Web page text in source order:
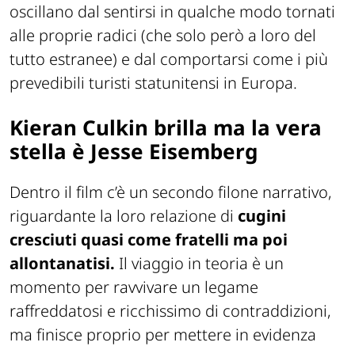
oscillano dal sentirsi in qualche modo tornati
alle proprie radici (che solo però a loro del
tutto estranee) e dal comportarsi come i più
prevedibili turisti statunitensi in Europa.
Kieran Culkin brilla ma la vera
stella è Jesse Eisemberg
Dentro il film c’è un secondo filone narrativo,
riguardante la loro relazione di cugini
cresciuti quasi come fratelli ma poi
allontanatisi. Il viaggio in teoria è un
momento per ravvivare un legame
raffreddatosi e ricchissimo di contraddizioni,
ma finisce proprio per mettere in evidenza